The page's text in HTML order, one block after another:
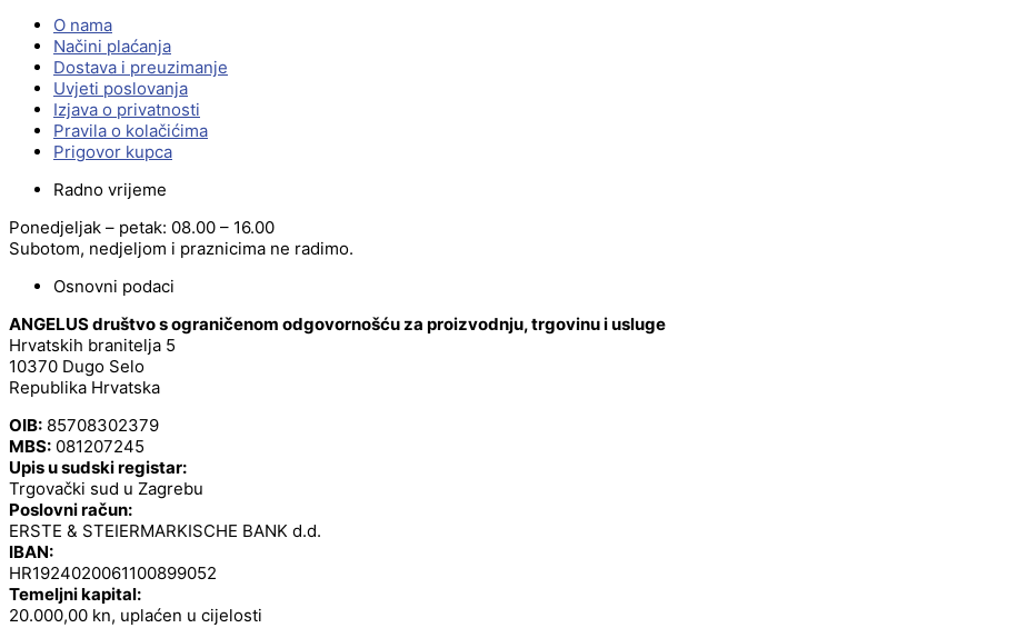
O nama
Načini plaćanja
Dostava i preuzimanje
Uvjeti poslovanja
Izjava o privatnosti
Pravila o kolačićima
Prigovor kupca
Radno vrijeme
Ponedjeljak – petak: 08.00 – 16.00
Subotom, nedjeljom i praznicima ne radimo.
Osnovni podaci
ANGELUS društvo s ograničenom odgovornošću za proizvodnju, trgovinu i usluge
Hrvatskih branitelja 5
10370 Dugo Selo
Republika Hrvatska
OIB: 85708302379
MBS: 081207245
Upis u sudski registar:
Trgovački sud u Zagrebu
Poslovni račun:
ERSTE & STEIERMARKISCHE BANK d.d.
IBAN:
HR1924020061100899052
Temeljni kapital:
20.000,00 kn, uplaćen u cijelosti